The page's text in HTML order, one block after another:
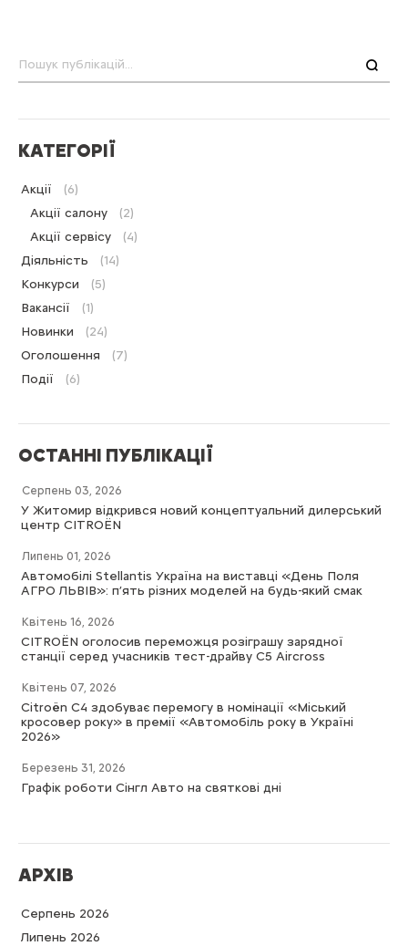
КАТЕГОРІЇ
Акції
(6)
Акції салону
(2)
Акції сервісу
(4)
Діяльність
(14)
Конкурси
(5)
Вакансії
(1)
Новинки
(24)
Оголошення
(7)
Події
(6)
ОСТАННІ ПУБЛІКАЦІЇ
Серпень 03, 2026
У Житомир відкрився новий концептуальний дилерський
центр CITROËN
Липень 01, 2026
Автомобілі Stellantis Україна на виставці «День Поля
АГРО ЛЬВІВ»: п’ять різних моделей на будь-який смак
Квітень 16, 2026
CITROËN оголосив переможця розіграшу зарядної
станції серед учасників тест-драйву C5 Aircross
Квітень 07, 2026
Citroën C4 здобуває перемогу в номінації «Міський
кросовер року» в премії «Автомобіль року в Україні
2026»
Березень 31, 2026
Графік роботи Сінгл Авто на святкові дні
АРХІВ
Серпень 2026
Липень 2026